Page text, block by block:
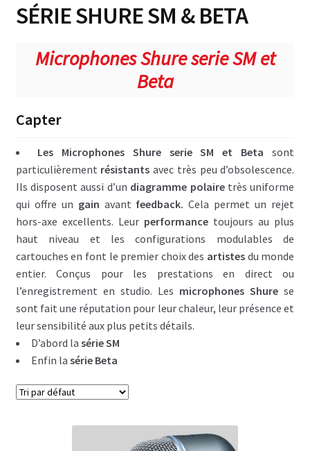
Enceintes courte portée
Adamson écoute proximité
Djeconcept écoute de proximité
Idea écoute de proximité
Front & side fills moyenne portée
Djeconcept front fills
Idea front fills
Line source longue portée
Idea line source
Adamson S10
Adamson Energia
Djeconcept retour de scène
SÉRIE SHURE SM & BETA
Microphones Shure serie SM et
Beta
Capter
Les Microphones Shure serie SM et Beta sont
particulièrement résistants avec très peu d’obsolescence.
Ils disposent aussi d’un diagramme polairetrès uniforme
qui offre un gain avant feedback.Cela permet un rejet
hors-axe excellents. Leur performance toujours au plus
haut niveau et les configurations modulables de
cartouches en font le premier choix des artistes du monde
entier. Conçus pour les prestations en direct ou
l’enregistrement en studio. Les microphones Shure se
sont fait une réputation pour leur chaleur, leur présence et
leur sensibilité aux plus petits détails.
D’abord la série SM
Enfin la série Beta